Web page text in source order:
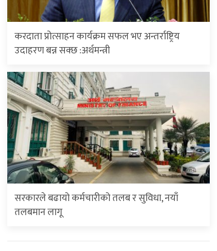
करदाता प्रोत्साहन कार्यक्रम सफल भए अन्तर्राष्ट्रिय
उदाहरण बन्न सक्छ :अर्थमन्त्री
सरकारले बढायो कर्मचारीको तलब र सुविधा, नयाँ
तलबमान लागू